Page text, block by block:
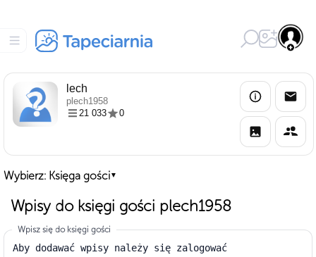
lech
plech1958
21 033
0
Wybierz: Księga gości▼
Wpisy do księgi gości plech1958
Wpisz się do księgi gości